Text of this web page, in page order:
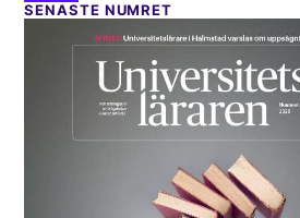
SENASTE NUMRET